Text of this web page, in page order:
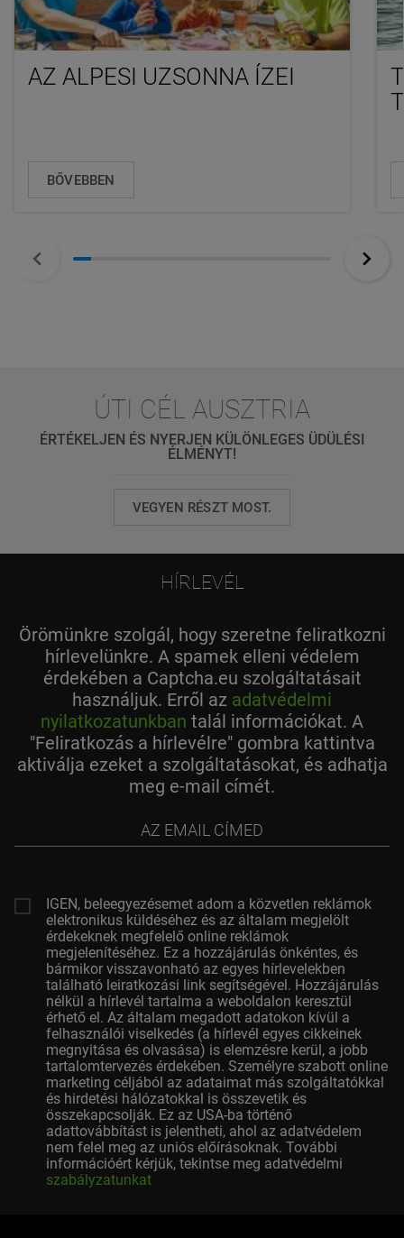
AZ ALPESI UZSONNA ÍZEI
BŐVEBBEN
ÚTI CÉL AUSZTRIA
ÉRTÉKELJEN ÉS NYERJEN KÜLÖNLEGES ÜDÜLÉSI
ÉLMÉNYT!
VEGYEN RÉSZT MOST.
HÍRLEVÉL
Örömünkre szolgál, hogy szeretne feliratkozni
hírlevelünkre. A spamek elleni védelem
érdekében a Captcha.eu szolgáltatásait
használjuk. Erről az adatvédelmi
nyilatkozatunkban talál információkat. A
"Feliratkozás a hírlevélre" gombra kattintva
aktiválja ezeket a szolgáltatásokat, és adhatja
meg e-mail címét.
címed
IGEN, beleegyezésemet adom a közvetlen reklámok
elektronikus küldéséhez és az általam megjelölt
érdekeknek megfelelő online reklámok
megjelenítéséhez. Ez a hozzájárulás önkéntes, és
bármikor visszavonható az egyes hírlevelekben
található leiratkozási link segítségével. Hozzájárulás
nélkül a hírlevél tartalma a weboldalon keresztül
érhető el. Az általam megadott adatokon kívül a
felhasználói viselkedés (a hírlevél egyes cikkeinek
megnyitása és olvasása) is elemzésre kerül, a jobb
tartalomtervezés érdekében. Személyre szabott online
marketing céljából az adataimat más szolgáltatókkal
és hirdetési hálózatokkal is összevetik és
összekapcsolják. Ez az USA-ba történő
adattovábbítást is jelentheti, ahol az adatvédelem
nem felel meg az uniós előírásoknak. További
információért kérjük, tekintse meg adatvédelmi
szabályzatunkat